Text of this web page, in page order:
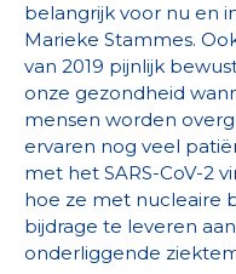
belangrijk voor nu en
Marieke Stammes.
van 2019 pijnlijk
onze gezondheid
mensen worden
ervaren nog veel
met het SARS-CoV-2
hoe ze met nucleaire
bijdrage te leveren
onderliggende